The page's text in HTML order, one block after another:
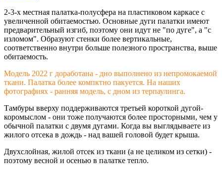
2-3-х местная палатка-полусфера на пластиковом каркасе с
увеличенной обитаемостью. Основные дуги палатки имеют
предварительный изгиб, поэтому они идут не "по дуге", а "с
изломом". Образуют стенки более вертикальные,
соответственно внутри больше полезного пространства, выше
обитаемость.
Модель 2022 г доработана - дно выполнено из непромокаемой
ткани. Палатка более компктно пакуется. На наших
фотографиях - ранняя модель, с дном из терпаулинга.
Тамбуры вверху поддерживаются третьей короткой дугой-
коромыслом - они тоже получаются более просторными, чем у
обычной палатки с двумя дугами. Когда вы выглядываете из
жилого отсека в дождь - над вашей головой будет крыша.
Двухслойная, жилой отсек из ткани (а не целиком из сетки) -
поэтому весной и осенью в палатке тепло.